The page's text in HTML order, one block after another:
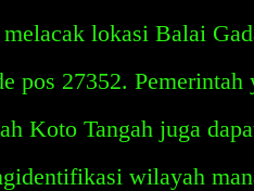
lokasi Balai
pos 27352. Pemerintah
Koto Tangah juga
wilayah